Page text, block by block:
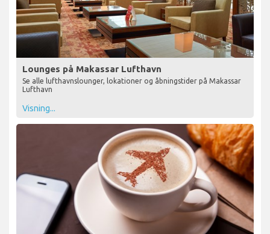
Lounges på Makassar Lufthavn
Se alle lufthavnslounger, lokationer og åbningstider på Makassar
Lufthavn
Visning...